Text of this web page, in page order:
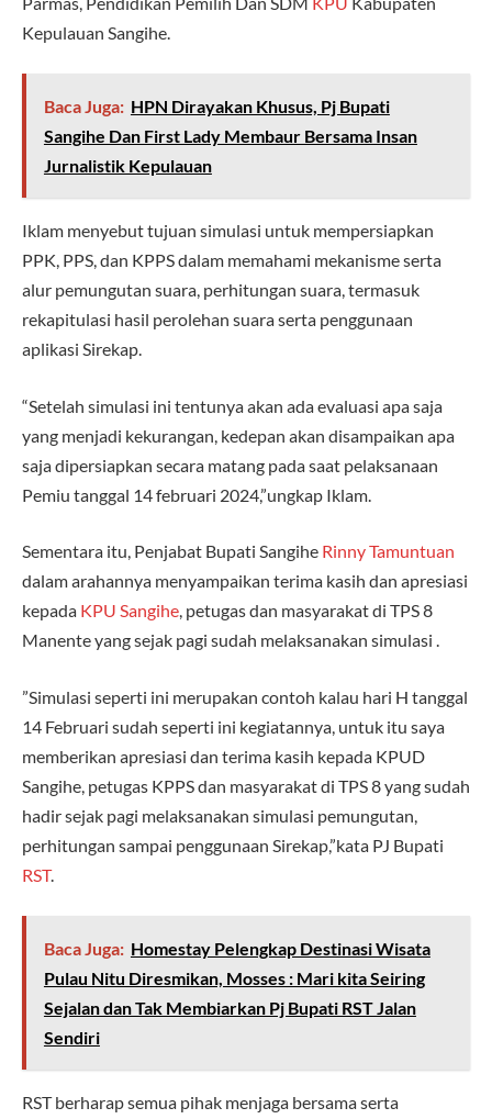
Kepulauan Sangihe.
Baca Juga: HPN Dirayakan Khusus, Pj Bupati
Sangihe Dan First Lady Membaur Bersama Insan
Jurnalistik Kepulauan
Iklam menyebut tujuan simulasi untuk mempersiapkan
PPK, PPS, dan KPPS dalam memahami mekanisme serta
alur pemungutan suara, perhitungan suara, termasuk
rekapitulasi hasil perolehan suara serta penggunaan
aplikasi Sirekap.
“Setelah simulasi ini tentunya akan ada evaluasi apa saja
yang menjadi kekurangan, kedepan akan disampaikan apa
saja dipersiapkan secara matang pada saat pelaksanaan
Pemiu tanggal 14 februari 2024,”ungkap Iklam.
Sementara itu, Penjabat Bupati Sangihe Rinny Tamuntuan
dalam arahannya menyampaikan terima kasih dan apresiasi
kepada KPU Sangihe, petugas dan masyarakat di TPS 8
Manente yang sejak pagi sudah melaksanakan simulasi .
”Simulasi seperti ini merupakan contoh kalau hari H tanggal
14 Februari sudah seperti ini kegiatannya, untuk itu saya
memberikan apresiasi dan terima kasih kepada KPUD
Sangihe, petugas KPPS dan masyarakat di TPS 8 yang sudah
hadir sejak pagi melaksanakan simulasi pemungutan,
perhitungan sampai penggunaan Sirekap,”kata PJ Bupati
RST.
Baca Juga: Homestay Pelengkap Destinasi Wisata
Pulau Nitu Diresmikan, Mosses : Mari kita Seiring
Sejalan dan Tak Membiarkan Pj Bupati RST Jalan
Sendiri
RST berharap semua pihak menjaga bersama serta